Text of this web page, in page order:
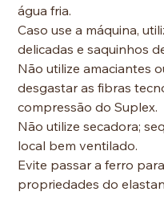
água fria.
Caso use a máquina,
delicadas e saquinhos
Não utilize amaciantes
desgastar as fibras
compressão do Suplex.
Não utilize secadora;
local bem ventilado.
Evite passar a ferro
propriedades do